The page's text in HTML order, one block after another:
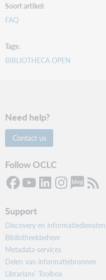
Soort artikel
FAQ
Tags
BIBLIOTHECA OPEN
Need help?
Contact us
Follow OCLC
Support
Discovery en informatiediensten
Bibliotheekbeheer
Metadata-services
Delen van informatiebronnen
Librarians’ Toolbox